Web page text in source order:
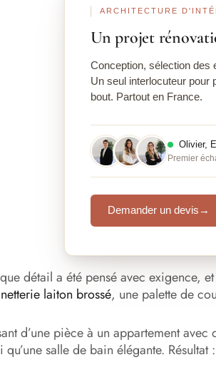
ARCHITECTURE
Un projet
Conception, sélection des
Un seul interlocuteur pour
bout. Partout en France.
Olivier,
Premier
Demander un devis →
détail a été pensé avec exigence,
laiton brossé, une palette de
d’une pièce à un appartement
qu’une salle de bain élégante.